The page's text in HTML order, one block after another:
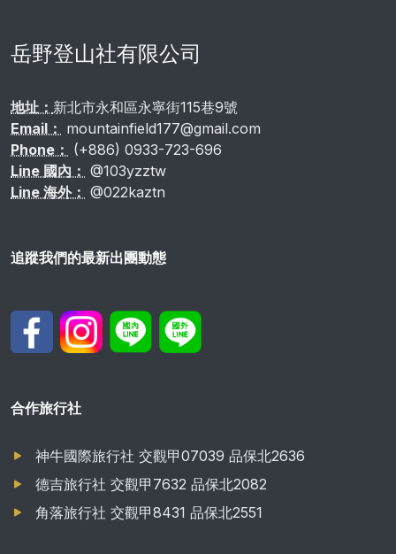
岳野登山社有限公司
地址： 新北市永和區永寧街115巷9號
Email： mountainfield177@gmail.com
Phone： (+886) 0933-723-696
Line 國內： @103yzztw
Line 海外： @022kaztn
追蹤我們的最新出團動態
合作旅行社
神牛國際旅行社 交觀甲07039 品保北2636
德吉旅行社 交觀甲7632 品保北2082
角落旅行社 交觀甲8431 品保北2551